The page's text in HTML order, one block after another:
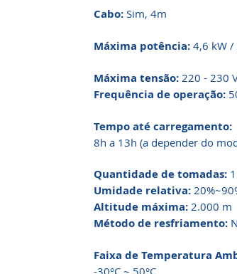
Cabo: Sim, 4m
Máxima potência: 4,6 kW /
Máxima tensão: 220 - 230
Frequência de operação:
Tempo até carregamento:
8h a 13h (a depender do
Quantidade de tomadas: 1
Umidade relativa:
Altitude máxima: 2.000 m
Método de resfriamento:
Faixa de Temperatura
-30°C ~ 50°C